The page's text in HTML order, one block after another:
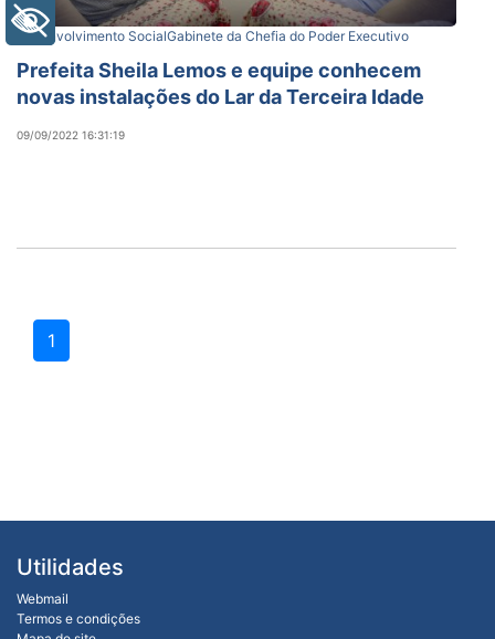
Desenvolvimento SocialGabinete da Chefia do Poder Executivo
Prefeita Sheila Lemos e equipe conhecem
novas instalações do Lar da Terceira Idade
09/09/2022 16:31:19
1
Utilidades
Webmail
Termos e condições
+ Acessibilidade